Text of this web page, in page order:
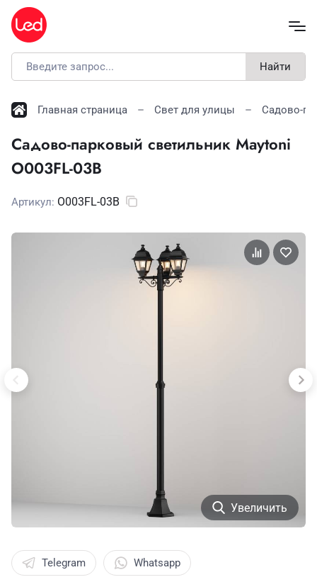
Найти
Главная страница Свет для улицы Садово-
Садово-парковый светильник Maytoni
O003FL-03B
Артикул: O003FL-03B
Увеличить
Telegram Whatsapp